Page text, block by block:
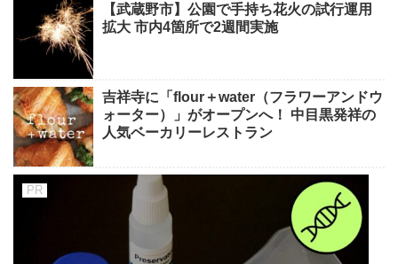
【武蔵野市】公園で手持ち花火の試行運用
拡大 市内4箇所で2週間実施
吉祥寺に「flour＋water（フラワーアンドウ
ォーター）」がオープンへ！ 中目黒発祥の
人気ベーカリーレストラン